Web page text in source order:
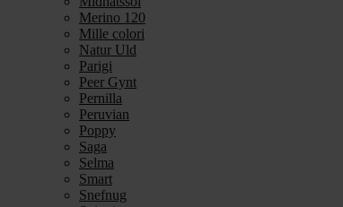
Merino 120
Mille colori
Natur Uld
Parigi
Peer Gynt
Pernilla
Peruvian
Poppy
Saga
Selma
Smart
Snefnug